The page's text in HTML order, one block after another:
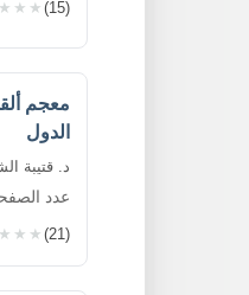
(15)
معجم
الدول
د. قتيبة
عدد
(21)